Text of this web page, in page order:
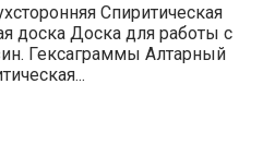
Спиритическая
доска Доска для работы с
Гексаграммы Алтарный